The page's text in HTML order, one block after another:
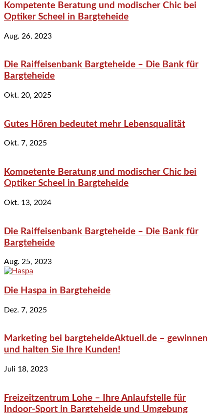
Kompetente Beratung und modischer Chic bei
Optiker Scheel in Bargteheide
Aug. 26, 2023
Die Raiffeisenbank Bargteheide – Die Bank für
Bargteheide
Okt. 20, 2025
Gutes Hören bedeutet mehr Lebensqualität
Okt. 7, 2025
Kompetente Beratung und modischer Chic bei
Optiker Scheel in Bargteheide
Okt. 13, 2024
Die Raiffeisenbank Bargteheide – Die Bank für
Bargteheide
Aug. 25, 2023
Die Haspa in Bargteheide
Dez. 7, 2025
Marketing bei bargteheideAktuell.de – gewinnen
und halten Sie Ihre Kunden!
Juli 18, 2023
Freizeitzentrum Lohe – Ihre Anlaufstelle für
Indoor-Sport in Bargteheide und Umgebung